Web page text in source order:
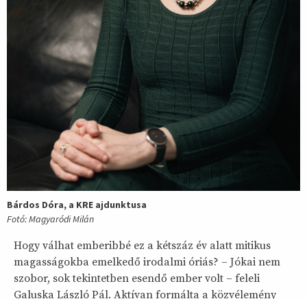
Bárdos Dóra, a KRE ajdunktusa
Fotó: Magyaródi Milán
Hogy válhat emberibbé ez a kétszáz év alatt mitikus
magasságokba emelkedő irodalmi óriás? – Jókai nem
szobor, sok tekintetben esendő ember volt – feleli
Galuska László Pál. Aktívan formálta a közvélemény